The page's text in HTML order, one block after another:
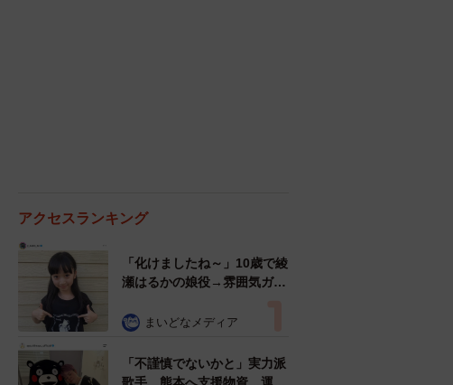
アクセスランキング
「化けましたね～」10歳で綾
瀬はるかの娘役→雰囲気ガラ
雰囲気が」「宝塚に入れそ
まいどなメディア
「不謹慎でないかと」実力派